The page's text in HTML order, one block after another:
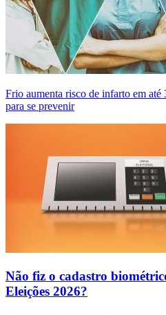
Frio aumenta risco de infarto em
para se prevenir
Não fiz o cadastro
Eleições 2026?